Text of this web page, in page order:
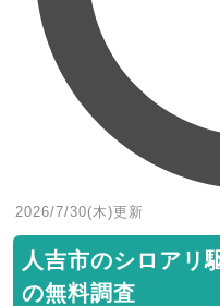
2026/7/30(木)更新
人吉市のシロアリ
の無料調査